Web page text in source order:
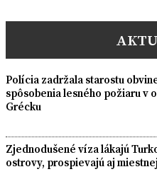
Polícia zadržala starostu
spôsobenia lesného požiaru v
Grécku
Zjednodušené víza lákajú
ostrovy, prospievajú aj